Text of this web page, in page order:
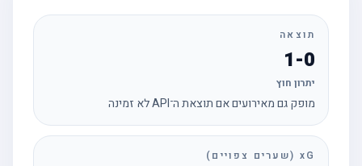
תוצאה
1-0
יתרון חוץ
מופק גם מאירועים אם תוצאת ה־API לא זמינה
xG (שערים צפויים)